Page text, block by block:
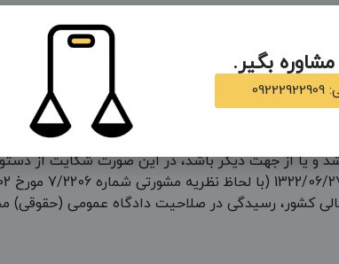
زمان و دانش است تا بتوانید با سربلندی از
باشید. در همین منظور مسترداد با تیمی از
دهد.
ماده 169 آیین‌نامه اجرای مفاد اسناد رسمی لازم‌الاجراء در
و یا از جهت دیگر باشد، در این صورت شکایت از
بگیر.